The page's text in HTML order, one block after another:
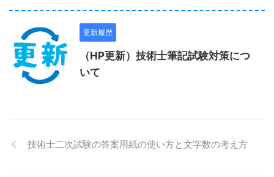
更新履歴
（HP更新）技術士筆記試験対策につ
いて
技術士二次試験の答案用紙の使い方と文字数の考え方